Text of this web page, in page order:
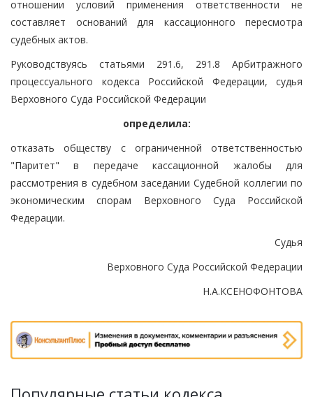
отношении условий применения ответственности не
составляет оснований для кассационного пересмотра
судебных актов.
Руководствуясь статьями 291.6, 291.8 Арбитражного
процессуального кодекса Российской Федерации, судья
Верховного Суда Российской Федерации
определила:
отказать обществу с ограниченной ответственностью
"Паритет" в передаче кассационной жалобы для
рассмотрения в судебном заседании Судебной коллегии по
экономическим спорам Верховного Суда Российской
Федерации.
Судья
Верховного Суда Российской Федерации
Н.А.КСЕНОФОНТОВА